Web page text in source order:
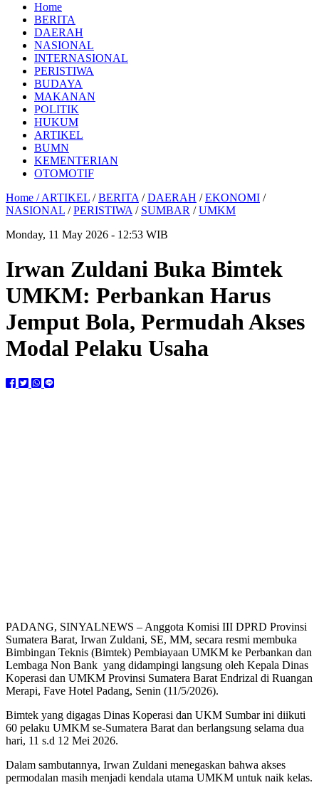
Home
BERITA
DAERAH
NASIONAL
INTERNASIONAL
PERISTIWA
BUDAYA
MAKANAN
POLITIK
HUKUM
ARTIKEL
BUMN
KEMENTERIAN
OTOMOTIF
Home /ARTIKEL /BERITA /DAERAH /EKONOMI /
NASIONAL /PERISTIWA / SUMBAR /UMKM
Monday, 11 May 2026 - 12:53 WIB
Irwan Zuldani Buka Bimtek
UMKM: Perbankan Harus
Jemput Bola, Permudah Akses
Modal Pelaku Usaha
PADANG, SINYALNEWS – Anggota Komisi III DPRD Provinsi
Sumatera Barat, Irwan Zuldani, SE, MM, secara resmi membuka
Bimbingan Teknis (Bimtek) Pembiayaan UMKM ke Perbankan dan
Lembaga Non Bank yang didampingi langsung oleh Kepala Dinas
Koperasi dan UMKM Provinsi Sumatera Barat Endrizal di Ruangan
Merapi, Fave Hotel Padang, Senin (11/5/2026).
Bimtek yang digagas Dinas Koperasi dan UKM Sumbar ini diikuti
60 pelaku UMKM se-Sumatera Barat dan berlangsung selama dua
hari, 11 s.d 12 Mei 2026.
Dalam sambutannya, Irwan Zuldani menegaskan bahwa akses
permodalan masih menjadi kendala utama UMKM untuk naik kelas.